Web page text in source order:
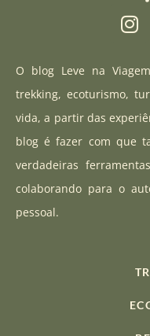
I
n
t
a
g
a
m
O blog Leve na
trekking, ecoturismo,
vida, a partir das
blog é fazer com que
verdadeiras
colaborando para o
pessoal.